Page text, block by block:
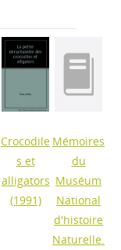
Crocodile
s et
alligators
(1991)
Mémoires
du
Muséum
National
d'histoire
Naturelle.